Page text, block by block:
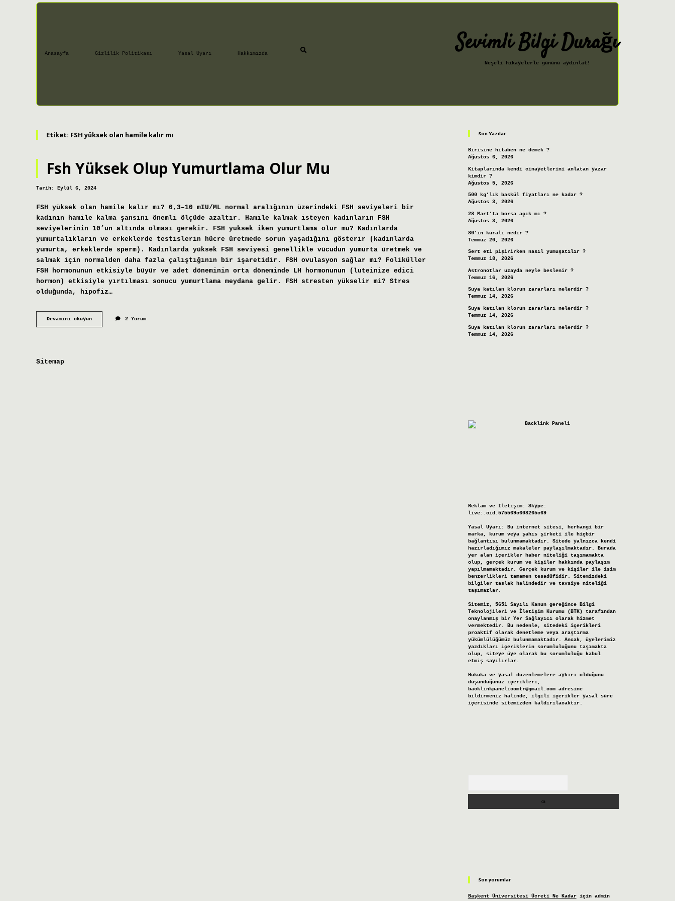
Anasayfa Gizlilik Politikası Yasal Uyarı Hakkımızda Sevimli Bilgi Durağı
Neşeli hikayelerle gününü aydınlat!
Etiket: FSH yüksek olan hamile kalır mı
Fsh Yüksek Olup Yumurtlama Olur Mu
Tarih: Eylül 6, 2024
FSH yüksek olan hamile kalır mı? 0,3–10 mIU/ML normal aralığının üzerindeki FSH seviyeleri bir
kadının hamile kalma şansını önemli ölçüde azaltır. Hamile kalmak isteyen kadınların FSH
seviyelerinin 10’un altında olması gerekir. FSH yüksek iken yumurtlama olur mu? Kadınlarda
yumurtalıkların ve erkeklerde testislerin hücre üretmede sorun yaşadığını gösterir (kadınlarda
yumurta, erkeklerde sperm). Kadınlarda yüksek FSH seviyesi genellikle vücudun yumurta üretmek ve
salmak için normalden daha fazla çalıştığının bir işaretidir. FSH ovulasyon sağlar mı? Foliküller
FSH hormonunun etkisiyle büyür ve adet döneminin orta döneminde LH hormonunun (luteinize edici
hormon) etkisiyle yırtılması sonucu yumurtlama meydana gelir. FSH stresten yükselir mi? Stres
olduğunda, hipofiz…
Devamını okuyunFsh
Yüksek
2 Yorum
Sitemap
Son Yazılar
Birisine hitaben ne demek ?
Ağustos 6, 2026
Kitaplarında kendi cinayetlerini anlatan yazar
kimdir ?
Ağustos 5, 2026
500 kg’lık baskül fiyatları ne kadar ?
Ağustos 3, 2026
28 Mart’ta borsa açık mı ?
Ağustos 3, 2026
80’in kuralı nedir ?
Temmuz 20, 2026
Sert eti pişirirken nasıl yumuşatılır ?
Temmuz 18, 2026
Astronotlar uzayda neyle beslenir ?
Temmuz 16, 2026
Suya katılan klorun zararları nelerdir ?
Temmuz 14, 2026
Suya katılan klorun zararları nelerdir ?
Temmuz 14, 2026
Suya katılan klorun zararları nelerdir ?
Temmuz 14, 2026
Reklam ve İletişim:
Skype:
live:.cid.575569c608265c69
Yasal Uyarı:
Bu internet sitesi, herhangi bir
marka, kurum veya şahıs şirketi ile hiçbir
bağlantısı bulunmamaktadır. Sitede yalnızca kendi
hazırladığımız makaleler paylaşılmaktadır. Burada
yer alan içerikler haber niteliği taşımamakta
olup, gerçek kurum ve kişiler hakkında paylaşım
yapılmamaktadır. Gerçek kurum ve kişiler ile isim
benzerlikleri tamamen tesadüfidir. Sitemizdeki
bilgiler taslak halindedir ve tavsiye niteliği
taşımazlar.
Sitemiz, 5651 Sayılı Kanun gereğince Bilgi
Teknolojileri ve İletişim Kurumu (BTK) tarafından
onaylanmış bir Yer Sağlayıcı olarak hizmet
vermektedir. Bu nedenle, sitedeki içerikleri
proaktif olarak denetleme veya araştırma
yükümlülüğümüz bulunmamaktadır. Ancak, üyelerimiz
yazdıkları içeriklerin sorumluluğunu taşımakta
olup, siteye üye olarak bu sorumluluğu kabul
etmiş sayılırlar.
Hukuka ve yasal düzenlemelere aykırı olduğunu
düşündüğünüz içerikleri,
backlinkpanelicomtr@gmail.comadresine
bildirmeniz halinde, ilgili içerikler yasal süre
içerisinde sitemizden kaldırılacaktır.
Son yorumlar
Başkent Üniversitesi Ücreti Ne Kadariçin admin